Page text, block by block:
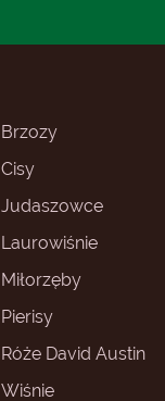
Brzozy
Cisy
Judaszowce
Laurowiśnie
Miłorzęby
Pierisy
Róże David Austin
Wiśnie